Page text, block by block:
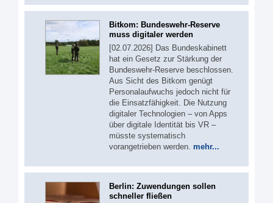
Bitkom: Bundeswehr-Reserve
muss digitaler werden
[02.07.2026] Das Bundeskabinett
hat ein Gesetz zur Stärkung der
Bundeswehr-Reserve beschlossen.
Aus Sicht des Bitkom genügt
Personalaufwuchs jedoch nicht für
die Einsatzfähigkeit. Die Nutzung
digitaler Technologien – von Apps
über digitale Identität bis VR –
müsste systematisch
vorangetrieben werden. mehr...
Berlin: Zuwendungen sollen
schneller fließen